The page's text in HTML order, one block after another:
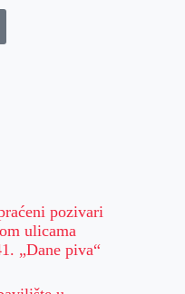
pozivari
ulicama
„Dane piva“